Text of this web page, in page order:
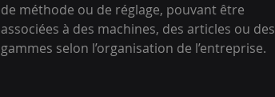
de méthode ou de réglage, pouvant être
associées à des machines, des articles ou des
gammes selon l’organisation de l’entreprise.